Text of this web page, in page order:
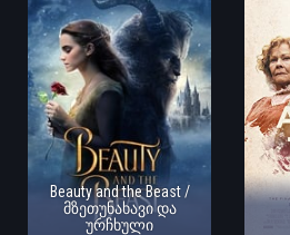
Beauty and the Beast /
მზეთუნახავი და
ურჩხული